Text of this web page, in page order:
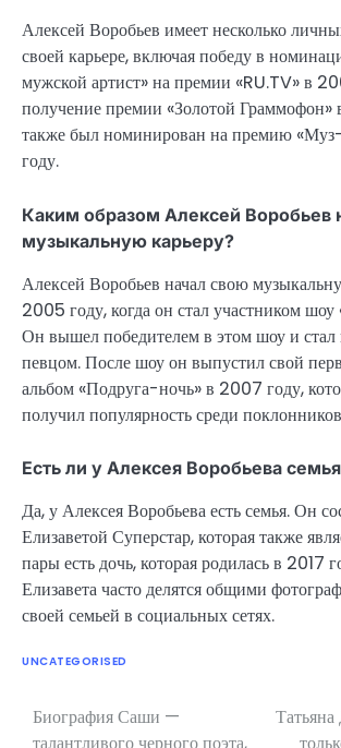
Алексей Воробьев имеет несколько
своей карьере, включая победу в
мужской артист» на премии «RU.TV» в
получение премии «Золотой Граммофон»
также был номинирован на премию
году.
Каким образом Алексей Воробьев
музыкальную карьеру?
Алексей Воробьев начал свою
2005 году, когда он стал участником шоу
Он вышел победителем в этом шоу и стал
певцом. После шоу он выпустил свой
альбом «Подруга-ночь» в 2007 году,
получил популярность среди
Есть ли у Алексея Воробьева
Да, у Алексея Воробьева есть семья. Он
Елизаветой Суперстар, которая также
пары есть дочь, которая родилась в 2017
Елизавета часто делятся общими
своей семьей в социальных сетях.
UNCATEGORISED
Навигация
Биография Саши —